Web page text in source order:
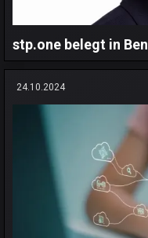
stp.one belegt in
24.10.2024